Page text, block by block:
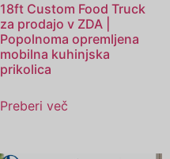
18ft Custom Food Truck
za prodajo v ZDA |
Popolnoma opremljena
mobilna kuhinjska
prikolica
Preberi več